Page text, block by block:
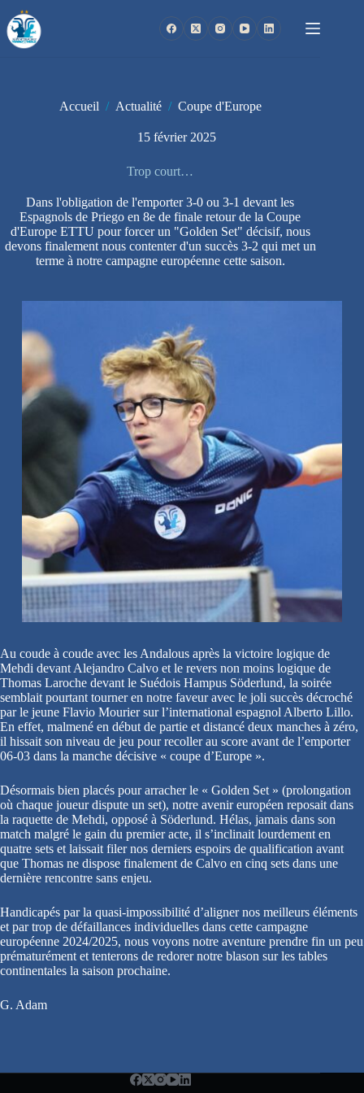
au
contenu
Accueil / Actualité / Coupe d'Europe
15 février 2025
Trop court…
Dans l'obligation de l'emporter 3-0 ou 3-1 devant les
Espagnols de Priego en 8e de finale retour de la Coupe
d'Europe ETTU pour forcer un "Golden Set" décisif, nous
devons finalement nous contenter d'un succès 3-2 qui met un
terme à notre campagne européenne cette saison.
Au coude à coude avec les Andalous après la victoire logique de
Mehdi devant Alejandro Calvo et le revers non moins logique de
Thomas Laroche devant le Suédois Hampus Söderlund, la soirée
semblait pourtant tourner en notre faveur avec le joli succès décroché
par le jeune Flavio Mourier sur l’international espagnol Alberto Lillo.
En effet, malmené en début de partie et distancé deux manches à zéro,
il hissait son niveau de jeu pour recoller au score avant de l’emporter
06-03 dans la manche décisive « coupe d’Europe ».
Désormais bien placés pour arracher le « Golden Set » (prolongation
où chaque joueur dispute un set), notre avenir européen reposait dans
la raquette de Mehdi, opposé à Söderlund. Hélas, jamais dans son
match malgré le gain du premier acte, il s’inclinait lourdement en
quatre sets et laissait filer nos derniers espoirs de qualification avant
que Thomas ne dispose finalement de Calvo en cinq sets dans une
dernière rencontre sans enjeu.
Handicapés par la quasi-impossibilité d’aligner nos meilleurs éléments
et par trop de défaillances individuelles dans cette campagne
européenne 2024/2025, nous voyons notre aventure prendre fin un peu
prématurément et tenterons de redorer notre blason sur les tables
continentales la saison prochaine.
G. Adam